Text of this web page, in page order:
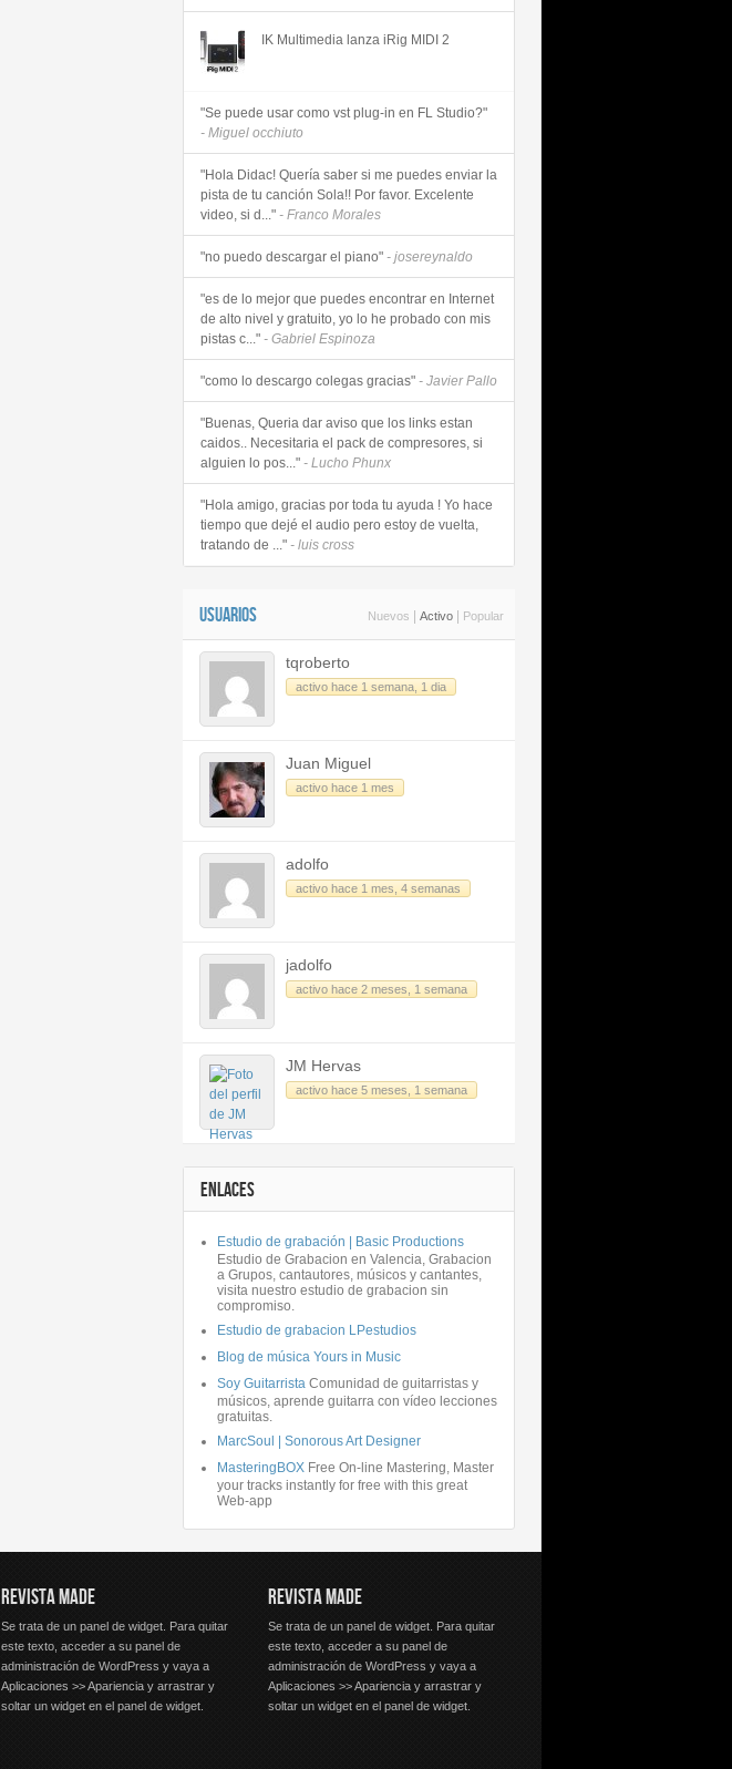
IK Multimedia lanza iRig MIDI 2
"Se puede usar como vst plug-in en FL Studio?"
- Miguel occhiuto
"Hola Didac! Quería saber si me puedes enviar la
pista de tu canción Sola!! Por favor. Excelente
video, si d..." - Franco Morales
"no puedo descargar el piano" - josereynaldo
"es de lo mejor que puedes encontrar en Internet
de alto nivel y gratuito, yo lo he probado con mis
pistas c..." - Gabriel Espinoza
"como lo descargo colegas gracias" - Javier Pallo
"Buenas, Queria dar aviso que los links estan
caidos.. Necesitaria el pack de compresores, si
alguien lo pos..." - Lucho Phunx
"Hola amigo, gracias por toda tu ayuda ! Yo hace
tiempo que dejé el audio pero estoy de vuelta,
tratando de ..." - luis cross
USUARIOS Nuevos Activo Popular
tqroberto
activo hace 1 semana, 1 dia
Juan Miguel
activo hace 1 mes
adolfo
activo hace 1 mes, 4 semanas
jadolfo
activo hace 2 meses, 1 semana
JM Hervas
activo hace 5 meses, 1 semana
ENLACES
Estudio de grabación | Basic Productions
Estudio de Grabacion en Valencia, Grabacion
a Grupos, cantautores, músicos y cantantes,
visita nuestro estudio de grabacion sin
compromiso.
Estudio de grabacion LPestudios
Blog de música Yours in Music
Soy Guitarrista Comunidad de guitarristas y
músicos, aprende guitarra con vídeo lecciones
gratuitas.
MarcSoul | Sonorous Art Designer
MasteringBOX Free On-line Mastering, Master
your tracks instantly for free with this great
Web-app
REVISTA MADE
Se trata de un panel de widget. Para quitar
este texto, acceder a su panel de
administración de WordPress y vaya a
Aplicaciones >> Apariencia y arrastrar y
soltar un widget en el panel de widget.
REVISTA MADE
Se trata de un panel de widget. Para quitar
este texto, acceder a su panel de
administración de WordPress y vaya a
Aplicaciones >> Apariencia y arrastrar y
soltar un widget en el panel de widget.